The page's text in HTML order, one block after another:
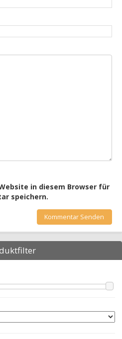
in diesem Browser für
speichern.